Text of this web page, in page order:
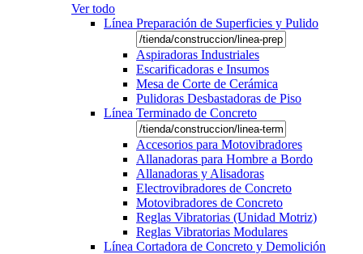
Ver todo
Línea Preparación de Superficies y Pulido
Aspiradoras Industriales
Escarificadoras e Insumos
Mesa de Corte de Cerámica
Pulidoras Desbastadoras de Piso
Línea Terminado de Concreto
Accesorios para Motovibradores
Allanadoras para Hombre a Bordo
Allanadoras y Alisadoras
Electrovibradores de Concreto
Motovibradores de Concreto
Reglas Vibratorias (Unidad Motriz)
Reglas Vibratorias Modulares
Línea Cortadora de Concreto y Demolición